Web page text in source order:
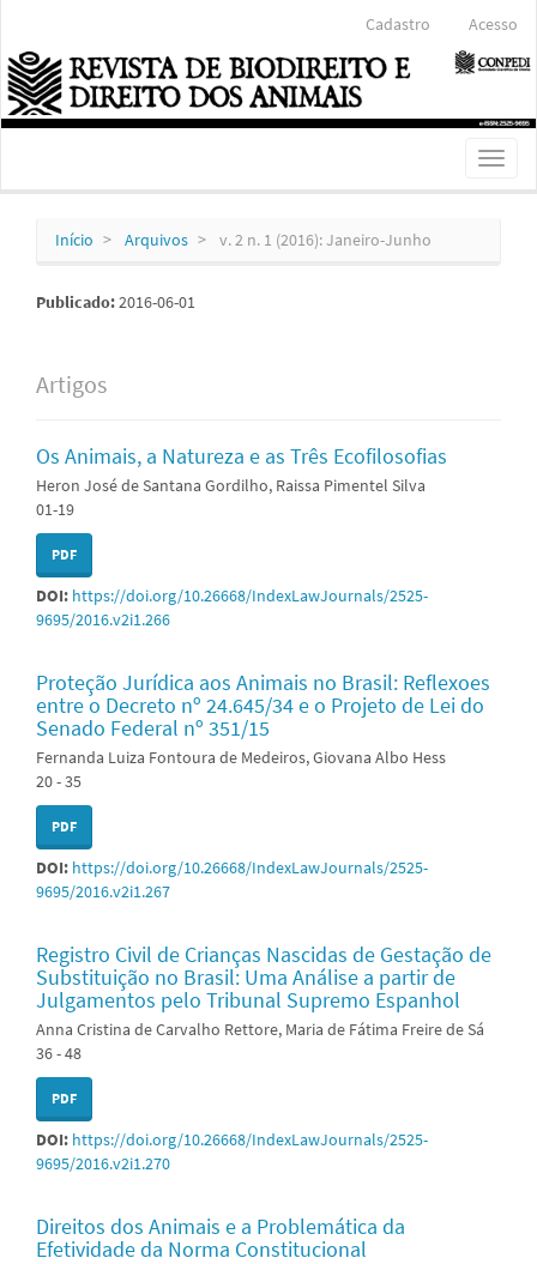
Conteúdo
principal
Barra
Lateral
Cadastro Acesso
Toggle
Início Arquivos v. 2 n. 1 (2016): Janeiro-Junho
Publicado:2016-06-01
Artigos
Os Animais, a Natureza e as Três Ecofilosofias
Heron José de Santana Gordilho, Raissa Pimentel Silva
01-19
PDF
DOI: https://doi.org/10.26668/IndexLawJournals/2525-
9695/2016.v2i1.266
Proteção Jurídica aos Animais no Brasil: Reflexoes
entre o Decreto nº 24.645/34 e o Projeto de Lei do
Senado Federal nº 351/15
Fernanda Luiza Fontoura de Medeiros, Giovana Albo Hess
20 - 35
PDF
DOI: https://doi.org/10.26668/IndexLawJournals/2525-
9695/2016.v2i1.267
Registro Civil de Crianças Nascidas de Gestação de
Substituição no Brasil: Uma Análise a partir de
Julgamentos pelo Tribunal Supremo Espanhol
Anna Cristina de Carvalho Rettore, Maria de Fátima Freire de Sá
36 - 48
PDF
DOI: https://doi.org/10.26668/IndexLawJournals/2525-
9695/2016.v2i1.270
Direitos dos Animais e a Problemática da
Efetividade da Norma Constitucional